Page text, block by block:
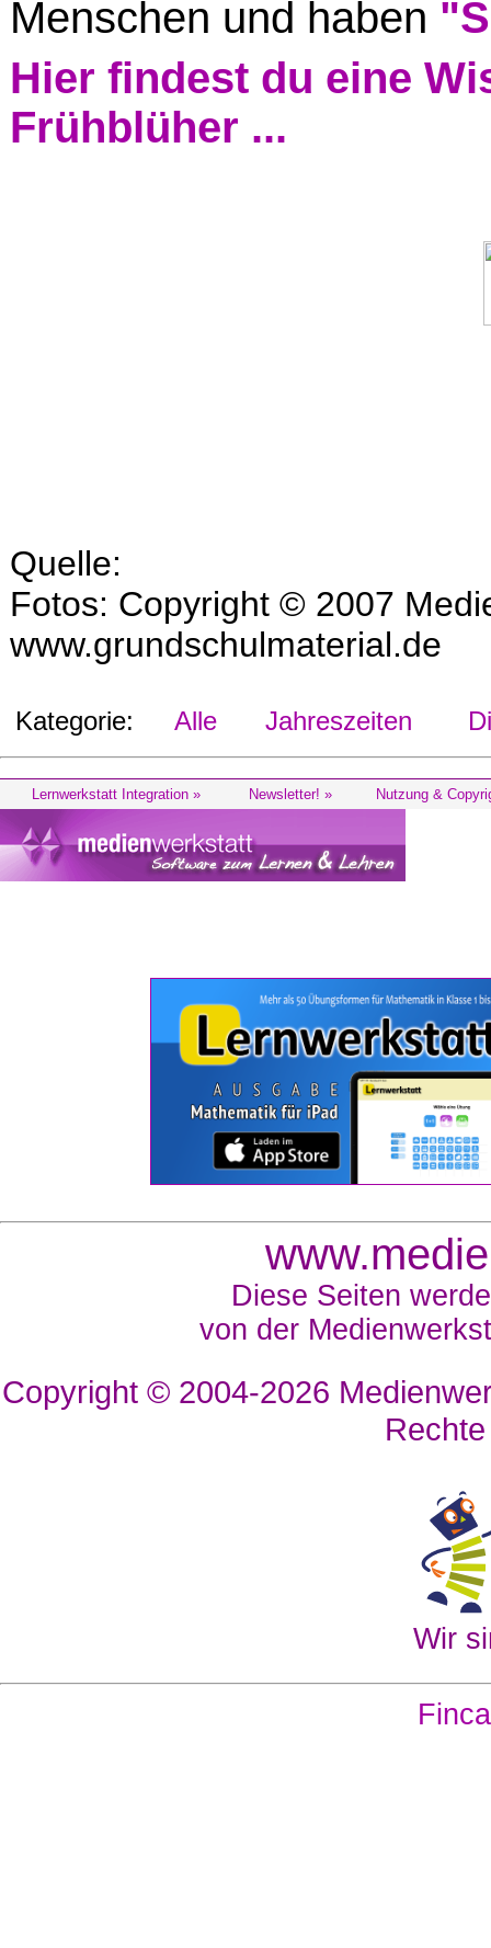
Menschen und haben
Hier findest du eine
Frühblüher ...
Quelle:
Fotos: Copyright © 2007
www.grundschulmaterial.de
Kategorie: Alle Jahreszeiten
Lernwerkstatt Integration » Newsletter! » Nutzung &
Diese Seiten
von der
Copyright © 2004-2026
Wir